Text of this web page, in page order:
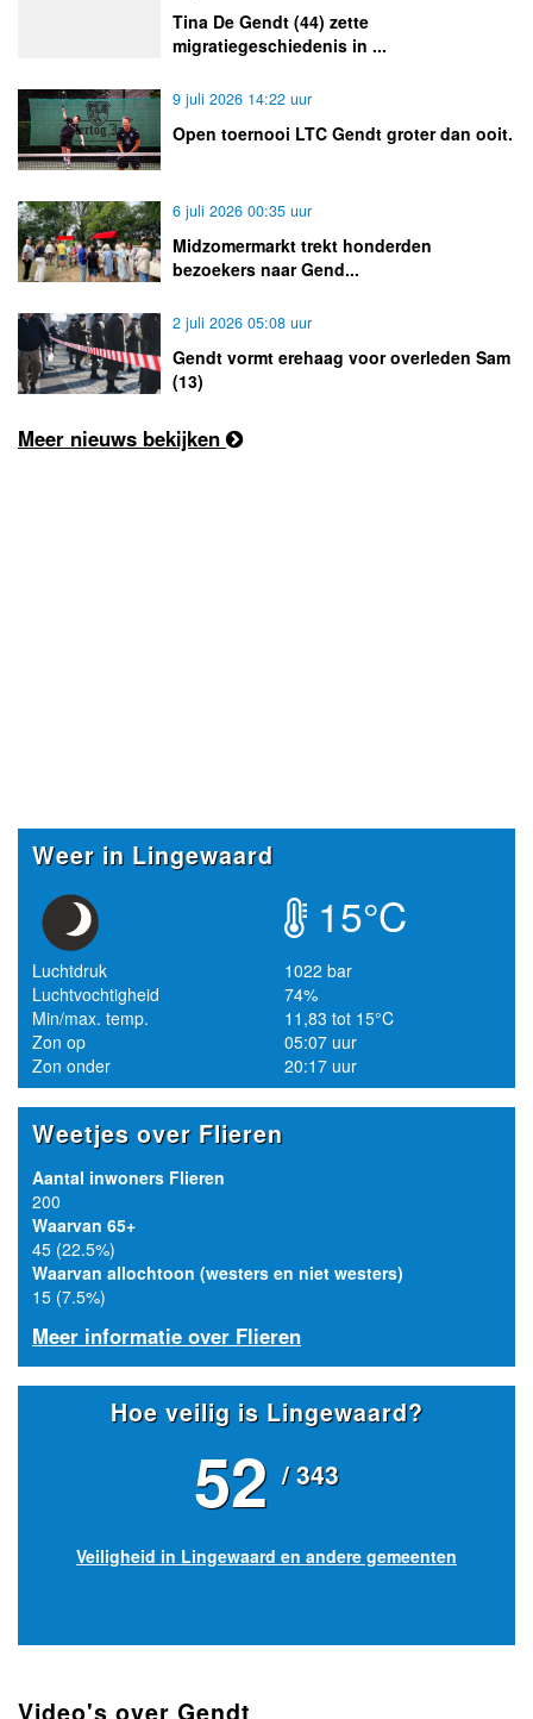
Tina De Gendt (44) zette
migratiegeschiedenis in ...
9 juli 2026 14:22 uur
Open toernooi LTC Gendt groter dan ooit.
6 juli 2026 00:35 uur
Midzomermarkt trekt honderden
bezoekers naar Gend...
2 juli 2026 05:08 uur
Gendt vormt erehaag voor overleden Sam
(13)
Meer nieuws bekijken
Weer in Lingewaard
15°C
Luchtdruk
1022 bar
Luchtvochtigheid
74%
Min/max. temp.
11,83 tot 15°C
Zon op
05:07 uur
Zon onder
20:17 uur
Weetjes over Flieren
Aantal inwoners Flieren
200
Waarvan 65+
45 (22.5%)
Waarvan allochtoon (westers en niet westers)
15 (7.5%)
Meer informatie over Flieren
Hoe veilig is Lingewaard?
52 / 343
Veiligheid in Lingewaard en andere gemeenten
Video's over Gendt